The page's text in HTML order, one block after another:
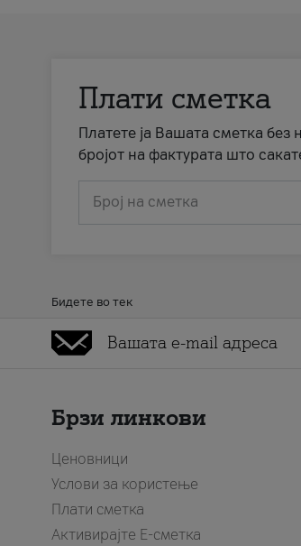
Плати сметка
Платете ја Вашата сметка без
бројот на фактурата што
Број на сметка
Бидете во тек
Брзи линкови
Ценовници
Услови за користење
Плати сметка
Активирајте Е-сметка